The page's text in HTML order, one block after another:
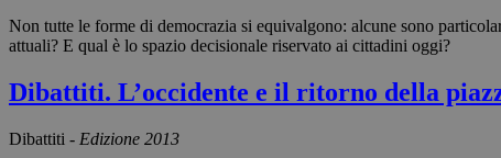
Non tutte le forme di democrazia si equivalgono: alcune sono
attuali? E qual è lo spazio decisionale riservato ai cittadini oggi?
Dibattiti. L’occidente e il ritorno della
Dibattiti - Edizione 2013